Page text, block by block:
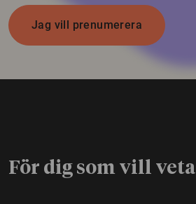
Jag vill prenumerera
För dig som vill veta